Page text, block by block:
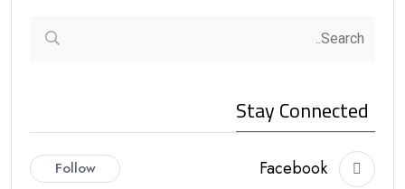
Stay Connected
Facebook
Follow